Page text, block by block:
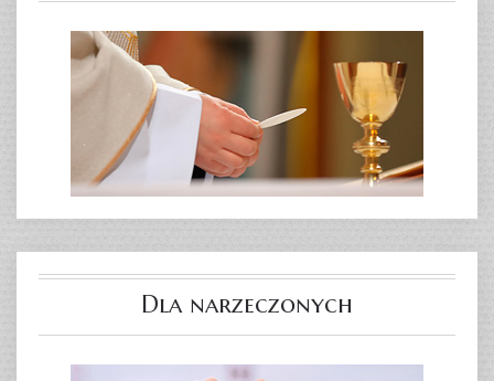
Dla narzeczonych